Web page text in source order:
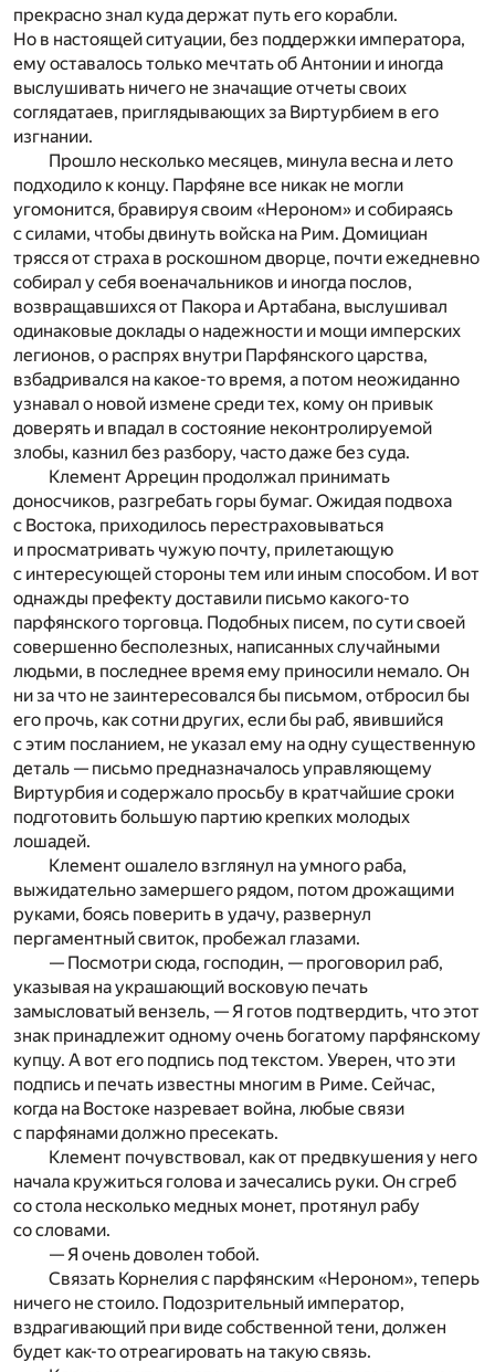
прекрасно знал куда держат путь его корабли.
Но в настоящей ситуации, без поддержки императора,
ему оставалось только мечтать об Антонии и иногда
выслушивать ничего не значащие отчеты своих
соглядатаев, приглядывающих за Виртурбием в его
изгнании.
Прошло несколько месяцев, минула весна и лето
подходило к концу. Парфяне все никак не могли
угомонится, бравируя своим «Нероном» и собираясь
с силами, чтобы двинуть войска на Рим. Домициан
трясся от страха в роскошном дворце, почти ежедневно
собирал у себя военачальников и иногда послов,
возвращавшихся от Пакора и Артабана, выслушивал
одинаковые доклады о надежности и мощи имперских
легионов, о распрях внутри Парфянского царства,
взбадривался на какое-то время, а потом неожиданно
узнавал о новой измене среди тех, кому он привык
доверять и впадал в состояние неконтролируемой
злобы, казнил без разбору, часто даже без суда.
Клемент Аррецин продолжал принимать
доносчиков, разгребать горы бумаг. Ожидая подвоха
с Востока, приходилось перестраховываться
и просматривать чужую почту, прилетающую
с интересующей стороны тем или иным способом. И вот
однажды префекту доставили письмо какого-то
парфянского торговца. Подобных писем, по сути своей
совершенно бесполезных, написанных случайными
людьми, в последнее время ему приносили немало. Он
ни за что не заинтересовался бы письмом, отбросил бы
его прочь, как сотни других, если бы раб, явившийся
с этим посланием, не указал ему на одну существенную
деталь — письмо предназначалось управляющему
Виртурбия и содержало просьбу в кратчайшие сроки
подготовить большую партию крепких молодых
лошадей.
Клемент ошалело взглянул на умного раба,
выжидательно замершего рядом, потом дрожащими
руками, боясь поверить в удачу, развернул
пергаментный свиток, пробежал глазами.
— Посмотри сюда, господин, — проговорил раб,
указывая на украшающий восковую печать
замысловатый вензель, — Я готов подтвердить, что этот
знак принадлежит одному очень богатому парфянскому
купцу. А вот его подпись под текстом. Уверен, что эти
подпись и печать известны многим в Риме. Сейчас,
когда на Востоке назревает война, любые связи
с парфянами должно пресекать.
Клемент почувствовал, как от предвкушения у него
начала кружиться голова и зачесались руки. Он сгреб
со стола несколько медных монет, протянул рабу
со словами.
— Я очень доволен тобой.
Связать Корнелия с парфянским «Нероном», теперь
ничего не стоило. Подозрительный император,
вздрагивающий при виде собственной тени, должен
будет как-то отреагировать на такую связь.